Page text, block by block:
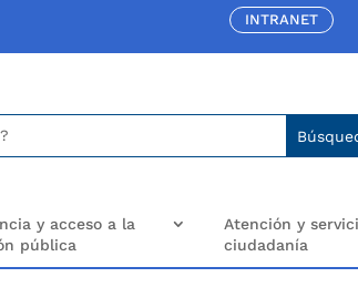
INTRANET
y acceso a la
pública
Atención y
ciudadanía